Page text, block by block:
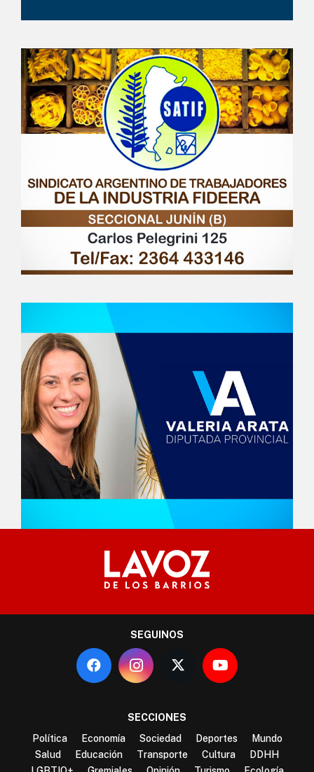
SEGUINOS
SECCIONES
Política
Economía Sociedad Deportes
Mundo
Salud
Educación Transporte Cultura
DDHH